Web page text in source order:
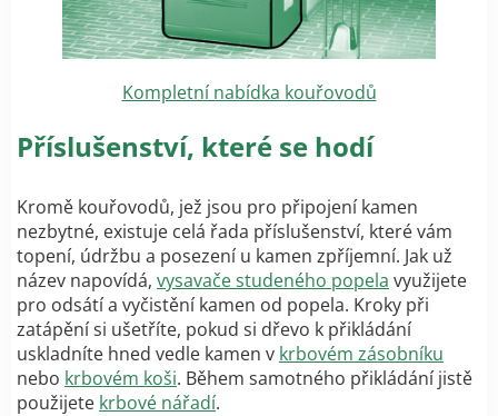
Kompletní nabídka kouřovodů
Příslušenství, které se hodí
Kromě kouřovodů, jež jsou pro připojení kamen
nezbytné, existuje celá řada příslušenství, které vám
topení, údržbu a posezení u kamen zpříjemní. Jak už
název napovídá, vysavače studeného popela využijete
pro odsátí a vyčistění kamen od popela. Kroky při
zatápění si ušetříte, pokud si dřevo k přikládání
uskladníte hned vedle kamen v krbovém zásobníku
nebo krbovém koši. Během samotného přikládání jistě
použijete krbové nářadí.